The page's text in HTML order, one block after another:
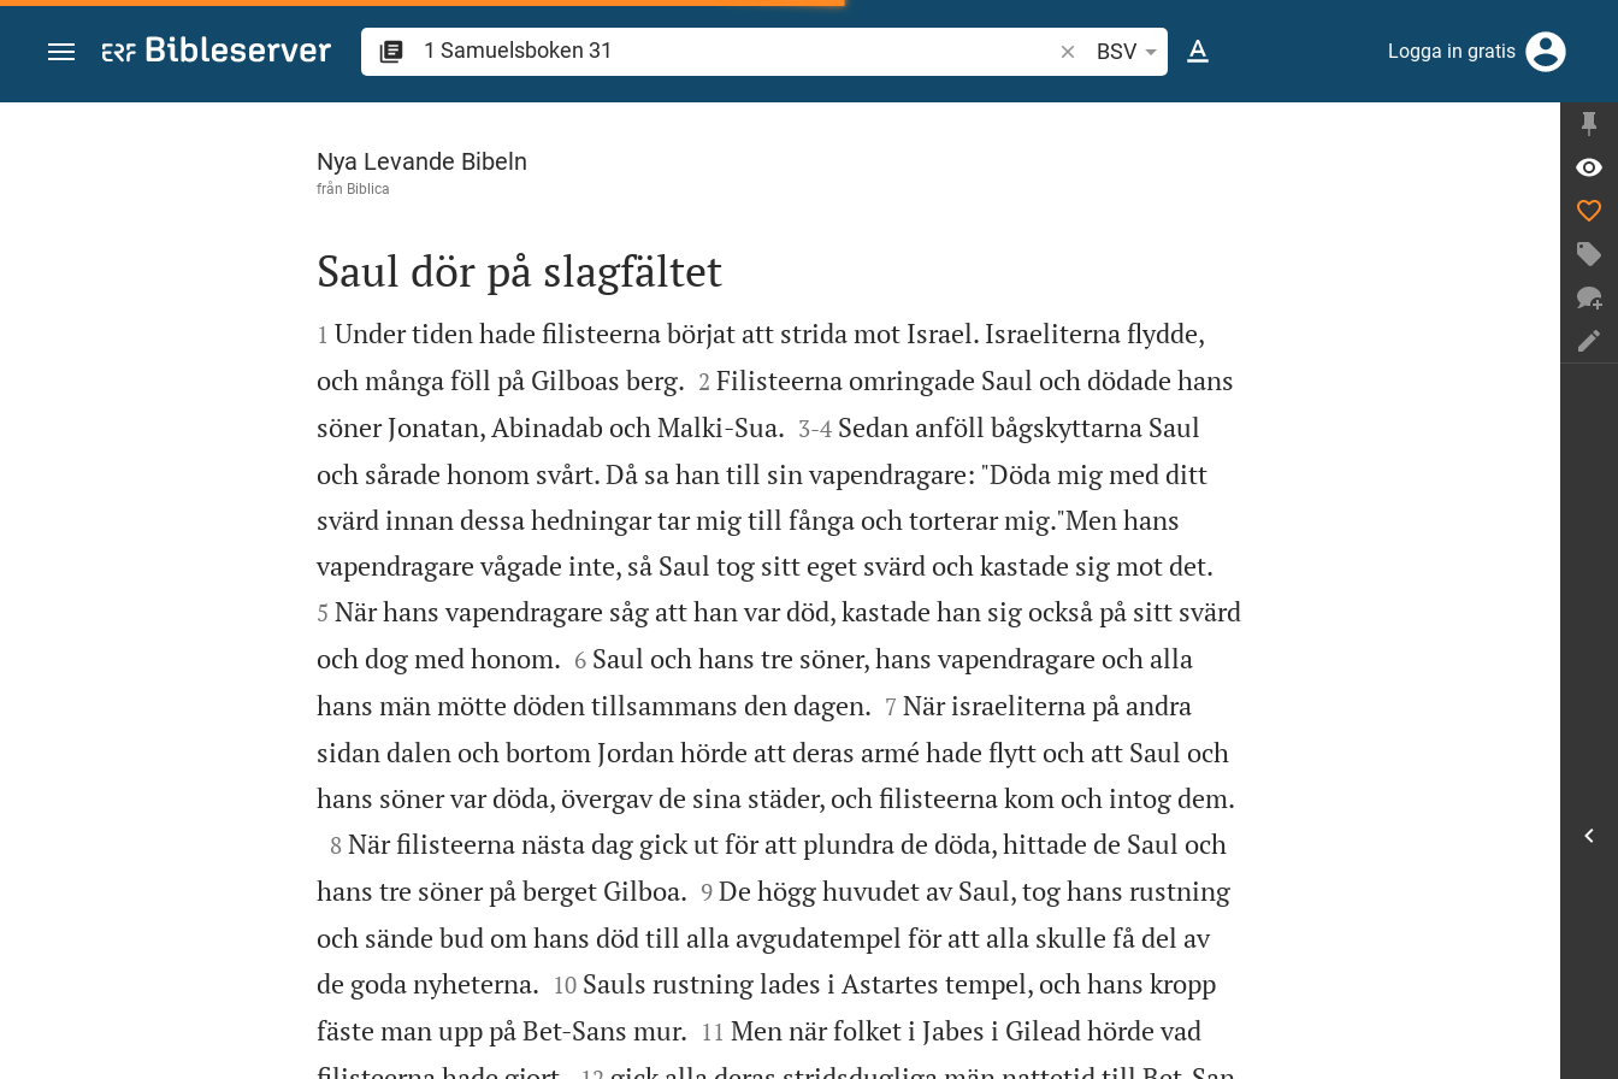
Hoppa till innehåll
Sök bibelvers eller ord
BSV Logga in gratis
1 Samuelsboken 31
Nya Levande Bibeln
från Biblica

Saul dör på slagfältet

1 Under tiden hade filisteerna börjat att strida mot Israel. Israeliterna flydde,
och många föll på Gilboas berg.
2 Filisteerna omringade Saul och dödade hans
söner Jonatan, Abinadab och Malki-Sua.
3-4 Sedan anföll bågskyttarna Saul
och sårade honom svårt. Då sa han till sin vapendragare: "Döda mig med ditt
svärd innan dessa hedningar tar mig till fånga och torterar mig."Men hans
vapendragare vågade inte, så Saul tog sitt eget svärd och kastade sig mot det.
5 När hans vapendragare såg att han var död, kastade han sig också på sitt svärd
och dog med honom.
6 Saul och hans tre söner, hans vapendragare och alla
hans män mötte döden tillsammans den dagen.
7 När israeliterna på andra
sidan dalen och bortom Jordan hörde att deras armé hade flytt och att Saul och
hans söner var döda, övergav de sina städer, och filisteerna kom och intog dem.

8 När filisteerna nästa dag gick ut för att plundra de döda, hittade de Saul och
hans tre söner på berget Gilboa.
9 De högg huvudet av Saul, tog hans rustning
och sände bud om hans död till alla avgudatempel för att alla skulle få del av
de goda nyheterna.
10 Sauls rustning lades i Astartes tempel, och hans kropp
fäste man upp på Bet-Sans mur.
11 Men när folket i Jabes i Gilead hörde vad